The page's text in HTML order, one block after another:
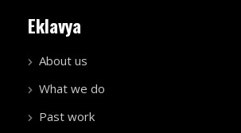
Eklavya
About us
What we do
Past work